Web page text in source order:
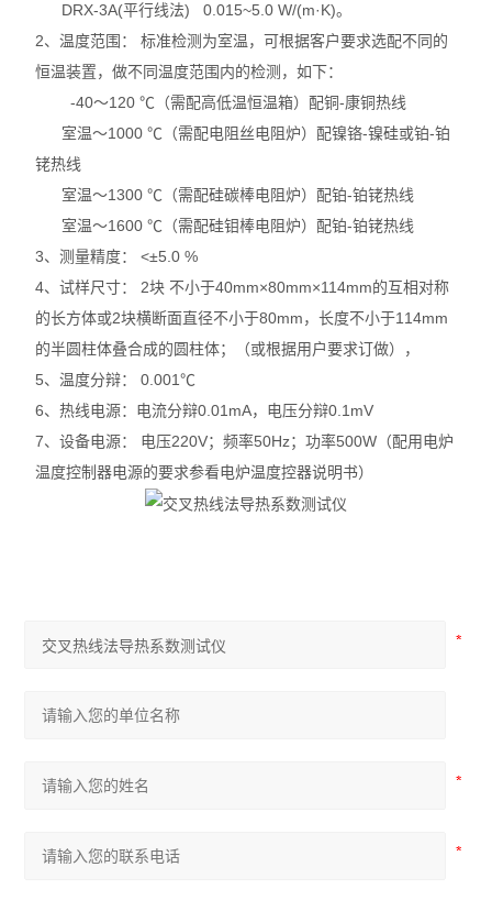
DRX-3A(平行线法) 0.015~5.0 W/(m·K)。
2、温度范围： 标准检测为室温，可根据客户要求选配不同的
恒温装置，做不同温度范围内的检测，如下：
-40～120 ℃（需配高低温恒温箱）配铜-康铜热线
室温～1000 ℃（需配电阻丝电阻炉）配镍铬-镍硅或铂-铂
铑热线
室温～1300 ℃（需配硅碳棒电阻炉）配铂-铂铑热线
室温～1600 ℃（需配硅钼棒电阻炉）配铂-铂铑热线
3、测量精度： <±5.0 %
4、试样尺寸： 2块 不小于40mm×80mm×114mm的互相对称
的长方体或2块横断面直径不小于80mm，长度不小于114mm
的半圆柱体叠合成的圆柱体；（或根据用户要求订做），
5、温度分辩： 0.001℃
6、热线电源：电流分辩0.01mA，电压分辩0.1mV
7、设备电源： 电压220V；频率50Hz；功率500W（配用电炉
温度控制器电源的要求参看电炉温度控器说明书）